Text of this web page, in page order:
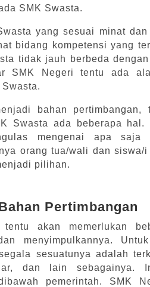
SMK Swasta.
yang sesuai minat
bidang kompetensi yang
tidak jauh berbeda
SMK Negeri tentu ada
bahan pertimbangan,
Swasta ada beberapa hal.
mengenai apa saja
orang tua/wali dan siswa/
pilihan.
Pertimbangan
tentu akan memerlukan
menyimpulkannya.
sesuatunya adalah
dan lain sebagainya.
pemerintah. SMK